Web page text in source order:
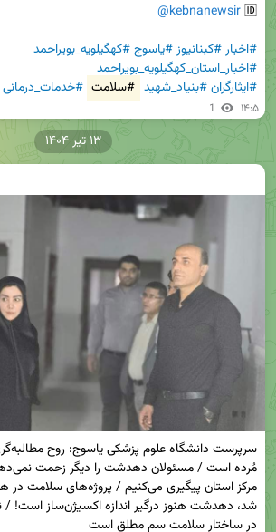
🆔
@kebnanewsir
#اخبار#کبنانیوز#یاسوج#کهگیلویه_بویراحمد
#اخبار_استان_کهگیلویه_بویراحمد
#ایثارگران#بنیاد_شهید #سلامت #خدمات_درمانی
1 ۱۴:۵
۱۳ تیر ۱۴۰۴